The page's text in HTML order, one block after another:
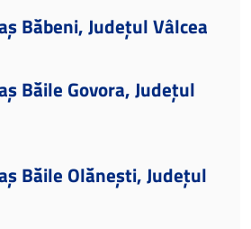
Băbeni, Județul Vâlcea
Băile Govora, Județul
Băile Olănești, Județul